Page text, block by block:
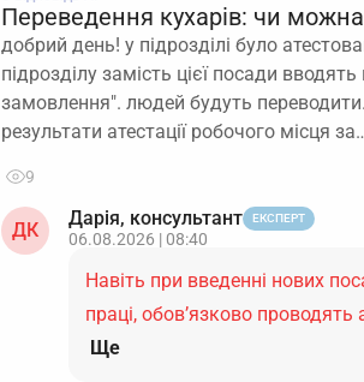
Переведення кухарів: чи можна
добрий день! у підрозділі було
підрозділу замість цієї посади
замовлення". людей будуть
результати атестації робочого місця
9
ДК
Дарія, консультант ЕКСПЕРТ
06.08.2026 | 08:40
Навіть при введенні нових
праці, обов’язково
Ще